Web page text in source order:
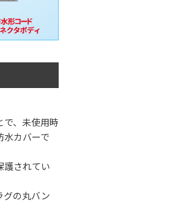
で、未使用時
水カバーで
護されてい
グの丸バン